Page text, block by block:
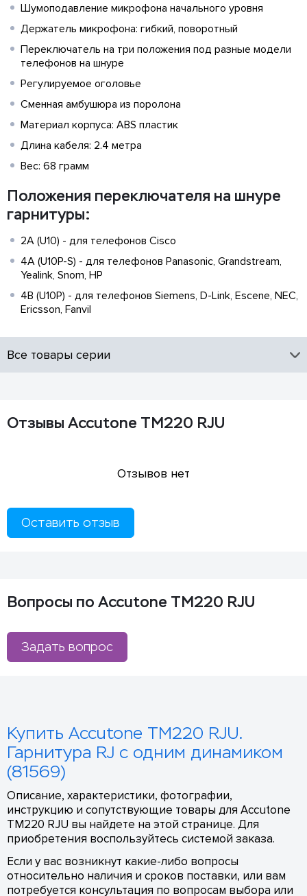
Шумоподавление микрофона начального уровня
Держатель микрофона: гибкий, поворотный
Переключатель на три положения под разные модели
телефонов на шнуре
Регулируемое оголовье
Сменная амбушюра из поролона
Материал корпуса: ABS пластик
Длина кабеля: 2.4 метра
Вес: 68 грамм
Положения переключателя на шнуре
гарнитуры:
2A (U10) - для телефонов Cisco
4A (U10P-S) - для телефонов Panasonic, Grandstream,
Yealink, Snom, HP
4B (U10P) - для телефонов Siemens, D-Link, Escene, NEC,
Ericsson, Fanvil
Все товары серии
Отзывы Accutone TM220 RJU
Отзывов нет
Оставить отзыв
Вопросы по Accutone TM220 RJU
Задать вопрос
Купить Accutone TM220 RJU.
Гарнитура RJ с одним динамиком
(81569)
Описание, характеристики, фотографии,
инструкцию и сопутствующие товары для Accutone
TM220 RJU вы найдете на этой странице. Для
приобретения воспользуйтесь системой заказа.
Если у вас возникнут какие-либо вопросы
относительно наличия и сроков поставки, или вам
потребуется консультация по вопросам выбора или